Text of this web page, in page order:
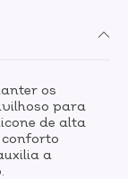
os
para
de alta
a